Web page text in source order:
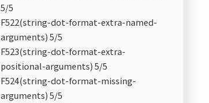
5/5
F522(string-dot-format-extra-named-
arguments) 5/5
F523(string-dot-format-extra-
positional-arguments) 5/5
F524(string-dot-format-missing-
arguments) 5/5